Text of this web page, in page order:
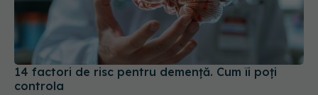
14 factori de risc pentru demență. Cum îi poți
controla